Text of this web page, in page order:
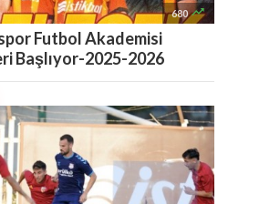
680 
Futbol Akademisi
Başlıyor-2025-2026